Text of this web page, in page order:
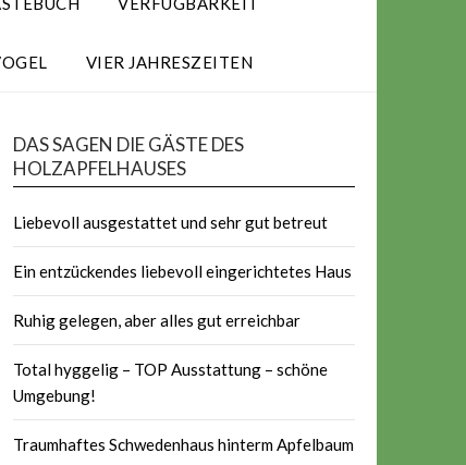
VIER JAHRESZEITEN
DAS SAGEN DIE GÄSTE DES
HOLZAPFELHAUSES
Liebevoll ausgestattet und sehr gut betreut
Ein entzückendes liebevoll eingerichtetes Haus
Ruhig gelegen, aber alles gut erreichbar
Total hyggelig – TOP Ausstattung – schöne
Umgebung!
Traumhaftes Schwedenhaus hinterm Apfelbaum